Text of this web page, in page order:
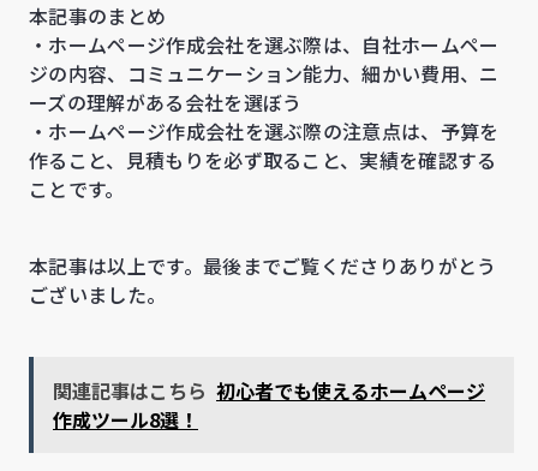
本記事のまとめ
・ホームページ作成会社を選ぶ際は、自社ホームペー
ジの内容、コミュニケーション能力、細かい費用、ニ
ーズの理解がある会社を選ぼう
・ホームページ作成会社を選ぶ際の注意点は、予算を
作ること、見積もりを必ず取ること、実績を確認する
ことです。
本記事は以上です。最後までご覧くださりありがとう
ございました。
関連記事はこちら 初心者でも使えるホームページ
作成ツール8選！